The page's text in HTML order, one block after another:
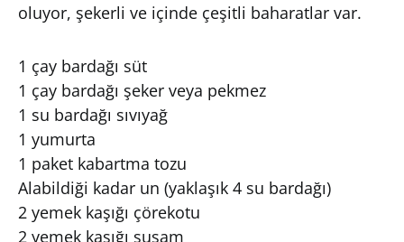
oluyor, şekerli ve içinde çeşitli baharatlar var.
1 çay bardağı süt
1 çay bardağı şeker veya pekmez
1 su bardağı sıvıyağ
1 yumurta
1 paket kabartma tozu
Alabildiği kadar un (yaklaşık 4 su bardağı)
2 yemek kaşığı çörekotu
2 yemek kaşığı susam